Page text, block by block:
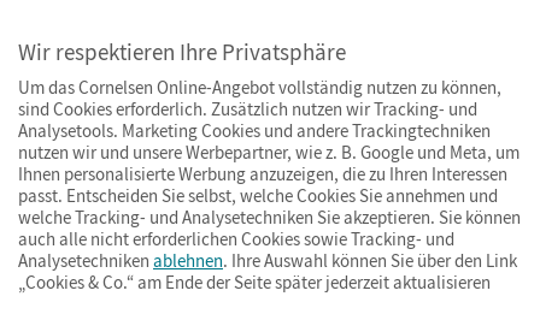
ImpressumAGBDatenschutzBarrierefreiheitCookies & Co.
Wir respektieren Ihre Privatsphäre
Um das Cornelsen Online-Angebot vollständig nutzen zu können,
sind Cookies erforderlich. Zusätzlich nutzen wir Tracking- und
Analysetools. Marketing Cookies und andere Trackingtechniken
nutzen wir und unsere Werbepartner, wie z. B. Google und Meta, um
Ihnen personalisierte Werbung anzuzeigen, die zu Ihren Interessen
passt. Entscheiden Sie selbst, welche Cookies Sie annehmen und
welche Tracking- und Analysetechniken Sie akzeptieren. Sie können
auch alle nicht erforderlichen Cookies sowie Tracking- und
Analysetechniken ablehnen. Ihre Auswahl können Sie über den Link
„Cookies & Co.“ am Ende der Seite später jederzeit aktualisieren